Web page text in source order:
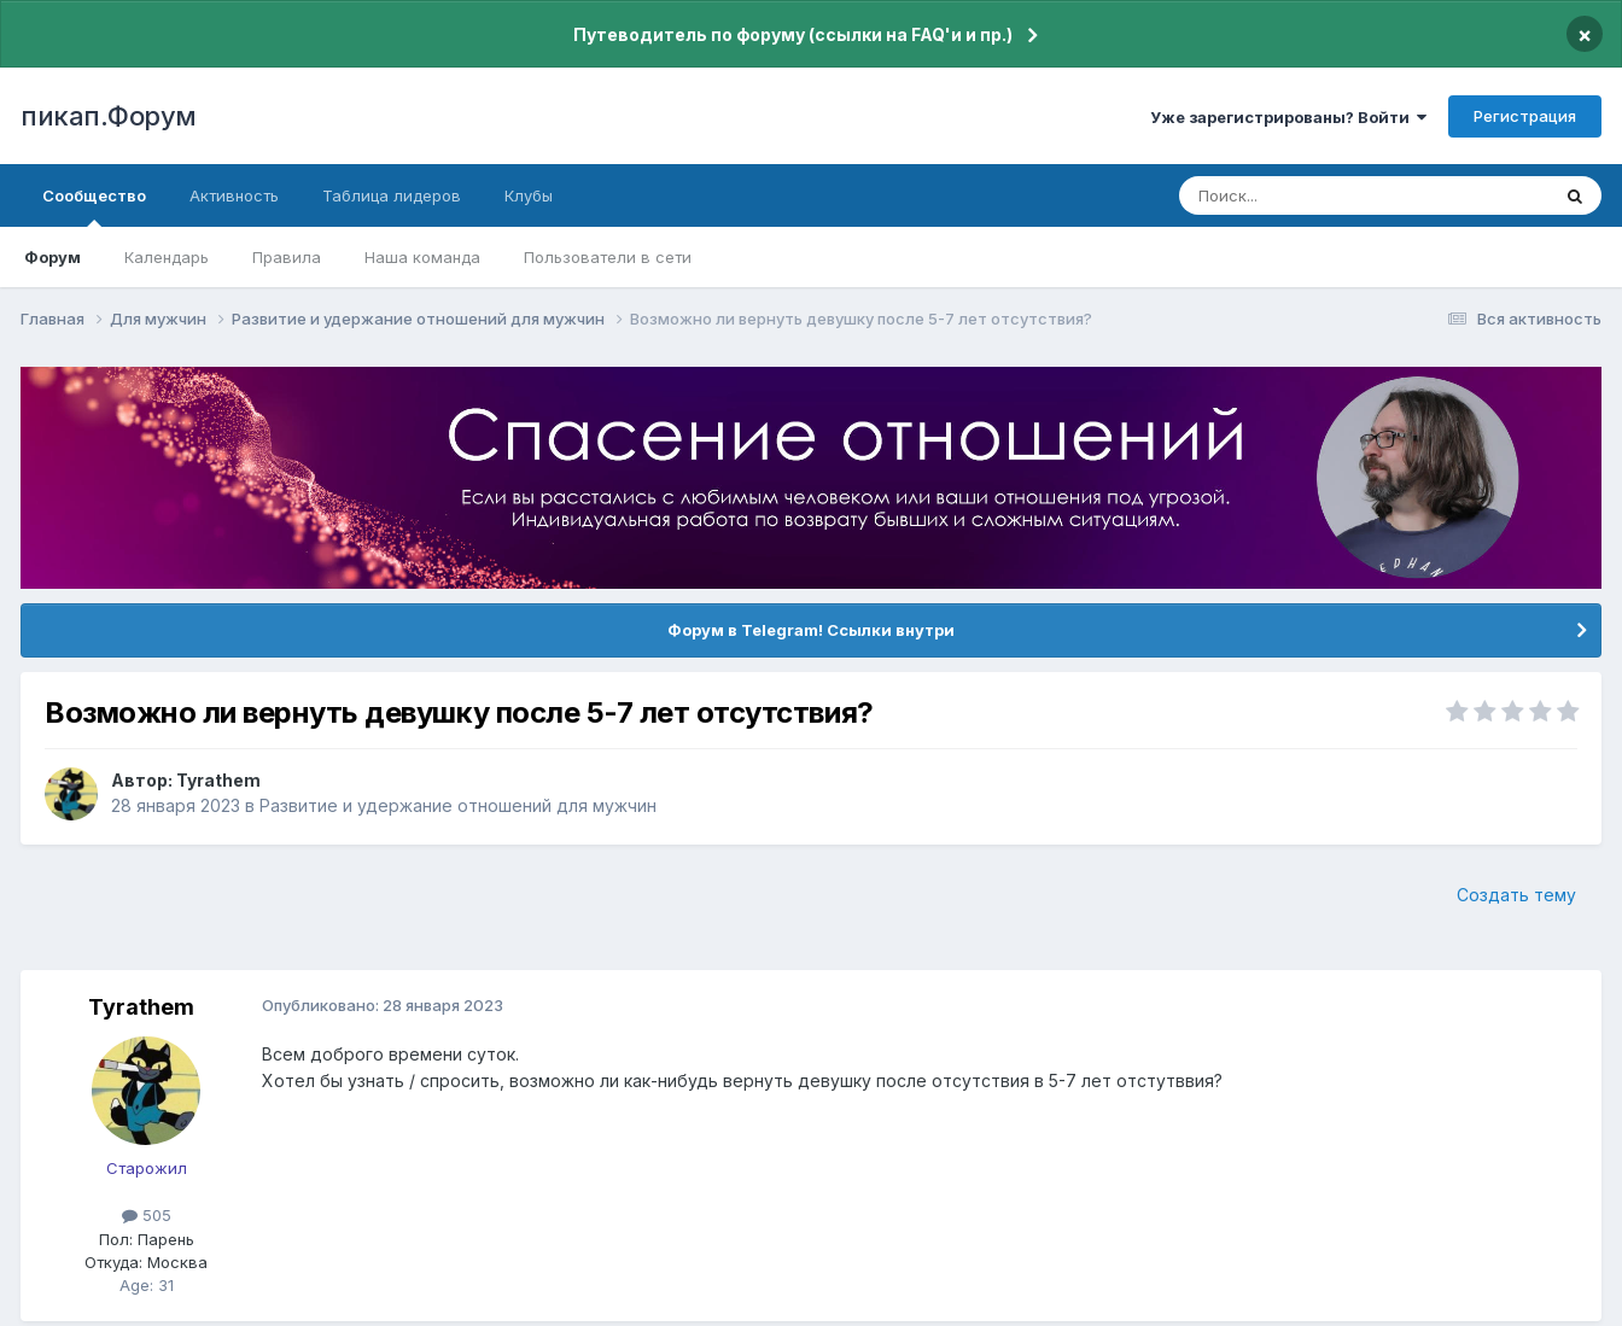
Путеводитель по форуму (ссылки на FAQ'и и пр.) ×
пикап.Форум Уже зарегистрированы? Войти Регистрация
Сообщество
Форум Календарь Правила Наша команда Пользователи в сети
Активность Таблица лидеров Клубы
Вся активность
Главная Для мужчин Pазвитие и удержание отношений для мужчин Возможно ли вернуть девушку после 5-7 лет отсутствия?
Форум в Telegram! Ссылки внутри
Возможно ли вернуть девушку после 5-7 лет отсутствия?
Автор: Tyrathem
28 января 2023 в Pазвитие и удержание отношений для мужчин
Создать тему
Tyrathem
Старожил
505
Пол: Парень
Откуда: Москва
Age: 31
Опубликовано: 28 января 2023
Всем доброго времени суток.
Хотел бы узнать / спросить, возможно ли как-нибудь вернуть девушку после отсутствия в 5-7 лет отстутввия?